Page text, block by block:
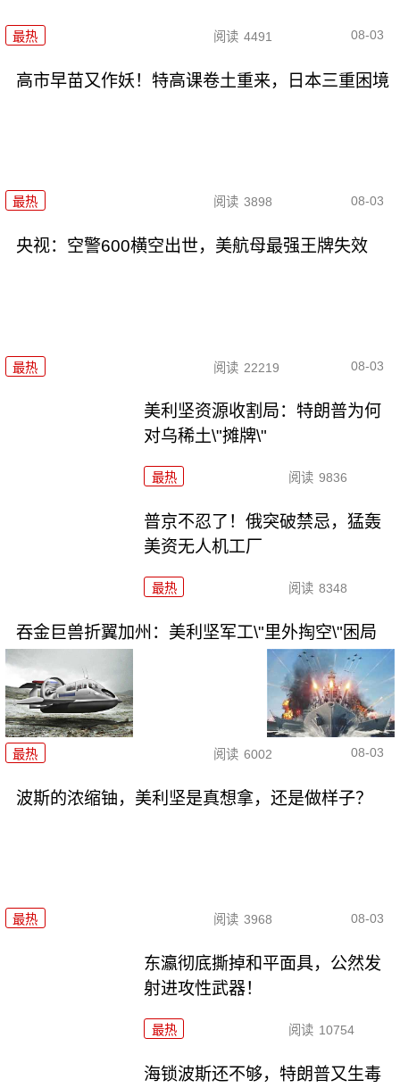
最热 阅读 4491 08-03
高市早苗又作妖！特高课卷土重来，日本三重困境
最热 阅读 3898 08-03
央视：空警600横空出世，美航母最强王牌失效
最热 阅读 22219 08-03
美利坚资源收割局：特朗普为何
对乌稀土\"摊牌\"
最热 阅读 9836
普京不忍了！俄突破禁忌，猛轰
美资无人机工厂
最热 阅读 8348
吞金巨兽折翼加州：美利坚军工\"里外掏空\"困局
最热 阅读 6002 08-03
波斯的浓缩铀，美利坚是真想拿，还是做样子？
最热 阅读 3968 08-03
东瀛彻底撕掉和平面具，公然发
射进攻性武器！
最热 阅读 10754
海锁波斯还不够，特朗普又生毒